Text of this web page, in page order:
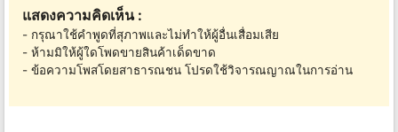
แสดงความคิดเห็น :
- กรุณาใช้คำพูดที่สุภาพและไม่ทำให้ผู้อื่นเสื่อมเสีย
- ห้ามมิให้ผู้ใดโพดขายสินค้าเด็ดขาด
- ข้อความโพสโดยสาธารณชน โปรดใช้วิจารณญาณในการอ่าน